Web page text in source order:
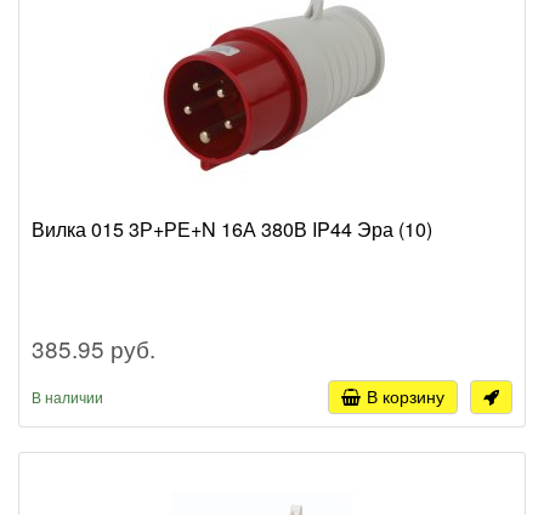
Вилка 015 3Р+РЕ+N 16А 380В IP44 Эра (10)
385.95 руб.
В наличии В корзину